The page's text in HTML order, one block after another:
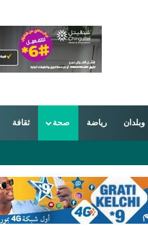
رياضة صحة ثقافة